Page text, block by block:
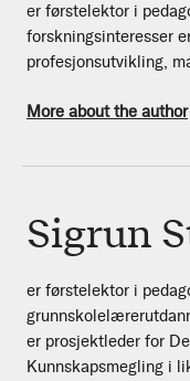
er førstelektor i
forskningsinteresser
profesjonsutvikling,
More about the author
Sigrun
er førstelektor i
er prosjektleder for
Kunnskapsmegling i